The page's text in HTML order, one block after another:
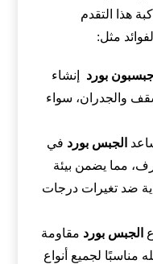
هذا التقدم
مثل:
بورد
إنشاء
والجدران، سواء
الجبس بورد في
مما يضمن بيئة
ضد تغيرات درجات
الجبس بورد مقاومة
مناسبًا لجميع أنواع